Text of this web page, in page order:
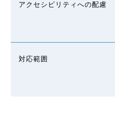
アクセシビリティへの配慮
対応範囲